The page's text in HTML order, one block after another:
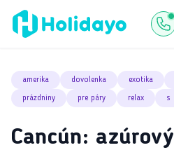
amerika dovolenka exotika
prázdniny pre páry relax s
Cancún: